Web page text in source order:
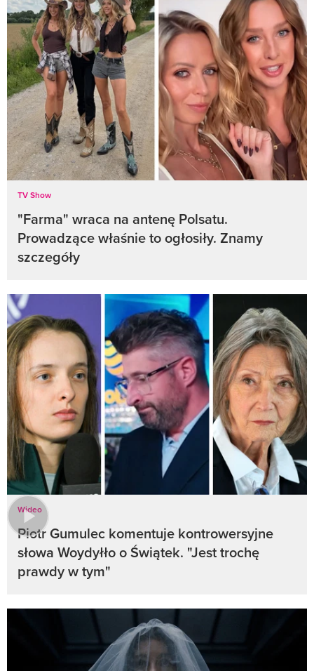
TV Show
"Farma" wraca na antenę Polsatu.
Prowadzące właśnie to ogłosiły. Znamy
szczegóły
Wideo
Piotr Gumulec komentuje kontrowersyjne
słowa Woydyłło o Świątek. "Jest trochę
prawdy w tym"